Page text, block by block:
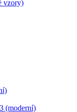
vzory)
(moderní)